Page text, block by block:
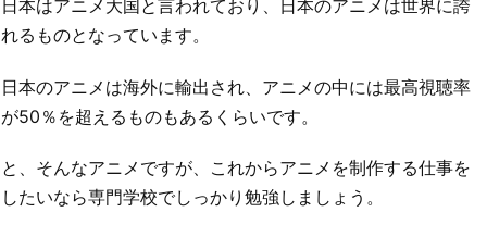
日本はアニメ大国と言われており、日本のアニメは世界に誇
れるものとなっています。
日本のアニメは海外に輸出され、アニメの中には最高視聴率
が50％を超えるものもあるくらいです。
と、そんなアニメですが、これからアニメを制作する仕事を
したいなら専門学校でしっかり勉強しましょう。